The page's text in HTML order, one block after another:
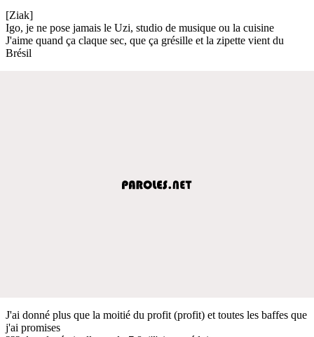
[Ziak]
Igo, je ne pose jamais le Uzi, studio de musique ou la cuisine
J'aime quand ça claque sec, que ça grésille et la zipette vient du
Brésil
J'ai donné plus que la moitié du profit (profit) et toutes les baffes que
j'ai promises